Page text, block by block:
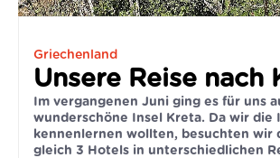
Griechenland
Unsere Reise nach
Im vergangenen Juni ging es für uns
wunderschöne Insel Kreta. Da wir die
kennenlernen wollten, besuchten wir
gleich 3 Hotels in unterschiedlichen